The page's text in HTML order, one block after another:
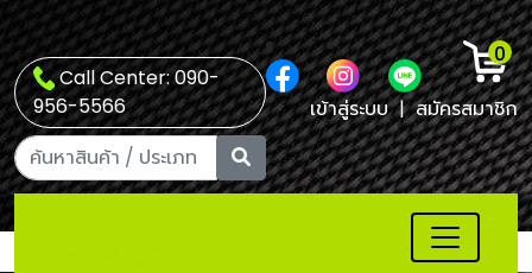
Call Center: 090-
956-5566
0
เข้าสู่ระบบ | สมัครสมาชิก